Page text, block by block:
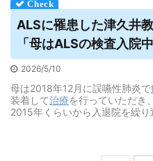
ALSに罹患した津久井
「母はALSの検査入院
2026/5/10
母は2018年12月に誤嚥性肺炎で
装着して治療を行っていただき
2015年くらいから入退院を繰り